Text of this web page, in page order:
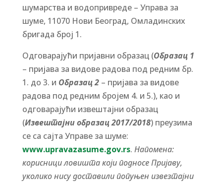
шумарства и водопривреде – Управа за
шуме, 11070 Нови Београд, Омладинских
бригада број 1.
Одговарајући пријавни образац (Образац 1
– пријава за видове радова под редним бр.
1. до 3. и Образац 2– пријава за видове
радова под редним бројем 4. и 5.), као и
одговарајући извештајни образац
(Извештајни образац 2017/2018) преузима
се са сајта Управе за шуме:
www.upravazasume.gov.rs. Напомена:
корисници ловишта који подносе Пријаву,
уколико нису доставили попуњен извезтајни